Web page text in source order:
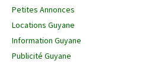
Petites Annonces
Locations Guyane
Information Guyane
Publicité Guyane